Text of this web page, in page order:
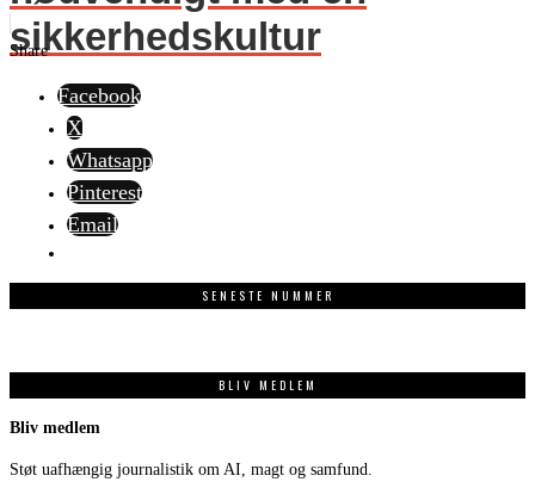
sikkerhedskultur
Share
Facebook
X
Whatsapp
Pinterest
Email
SENESTE NUMMER
BLIV MEDLEM
Bliv medlem
Støt uafhængig journalistik om AI, magt og samfund.